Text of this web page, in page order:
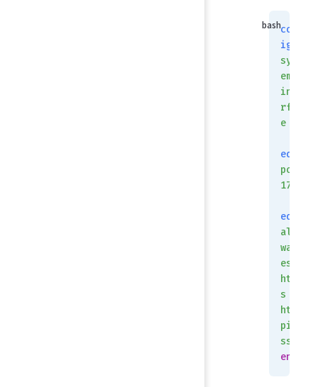
conf
ig
syst
em
inte
rfac
e
edit
port
17
edit
allo
wacc
ess
http
s
http
ping
ssh
end